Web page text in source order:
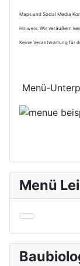
Maps und Social Media
Hinweis: Wir veräußern
Keine Verantwortung für
Menü-
Menü